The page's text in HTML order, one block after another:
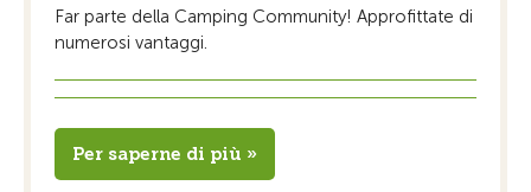
Far parte della Camping Community! Approfittate di
numerosi vantaggi.
Per saperne di più »